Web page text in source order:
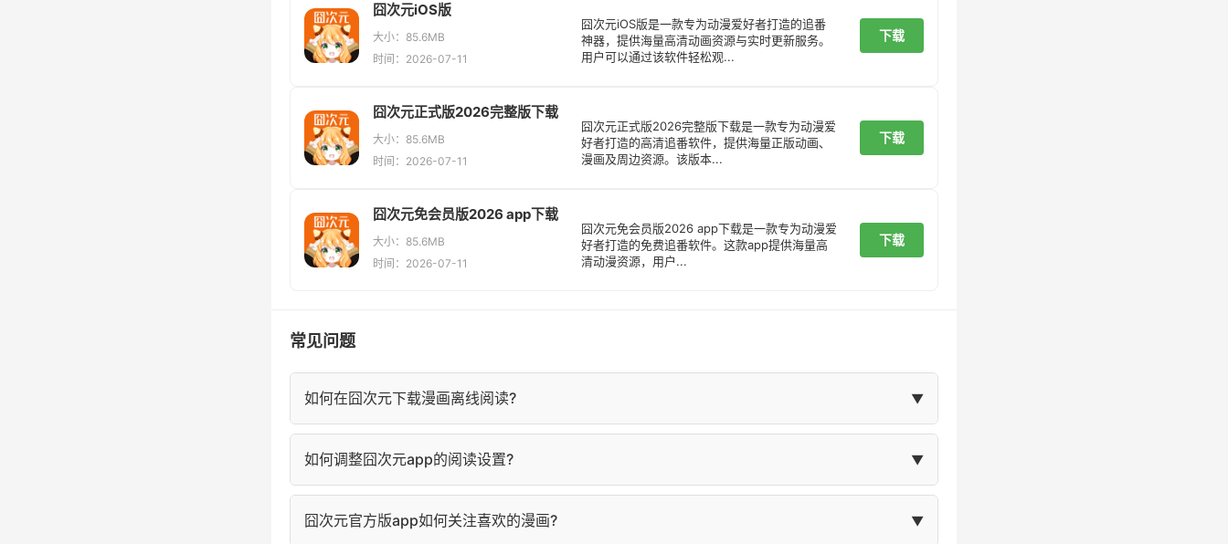
囧次元iOS版
大小：85.6MB
时间：2026-07-11
囧次元iOS版是一款专为动漫爱好者打造的追番
神器，提供海量高清动画资源与实时更新服务。
用户可以通过该软件轻松观...
下载
囧次元正式版2026完整版下载
大小：85.6MB
时间：2026-07-11
囧次元正式版2026完整版下载是一款专为动漫爱
好者打造的高清追番软件，提供海量正版动画、
漫画及周边资源。该版本...
下载
囧次元免会员版2026 app下载
大小：85.6MB
时间：2026-07-11
囧次元免会员版2026 app下载是一款专为动漫爱
好者打造的免费追番软件。这款app提供海量高
清动漫资源，用户...
下载
常见问题
如何在囧次元下载漫画离线阅读? ▼
进入囧次元漫画详情页，点击"下载"按钮，选择要下载的章节即可。下载完成后，在"我的"页面
的"离线缓存"中查看。
如何调整囧次元app的阅读设置? ▼
在囧次元阅读页面点击屏幕中央，弹出阅读设置菜单，可调整亮度、背景色、字体大小等设置。
囧次元官方版app如何关注喜欢的漫画? ▼